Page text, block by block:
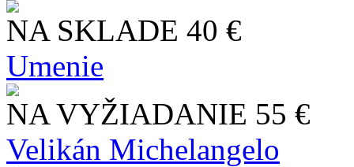
NA SKLADE 40 €
Umenie
NA VYŽIADANIE 55 €
Velikán Michelangelo